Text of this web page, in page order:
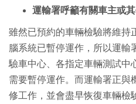
運輸署呼籲有關車主或
雖然已預約的車輛檢驗將維持
腦系統已暫停運作，所以運輸
驗車中心、各指定車輛測試中
需要暫停運作。而運輸署正與
修工作，並會盡早恢復車輛檢